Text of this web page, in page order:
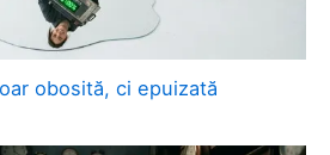
obosită, ci epuizată